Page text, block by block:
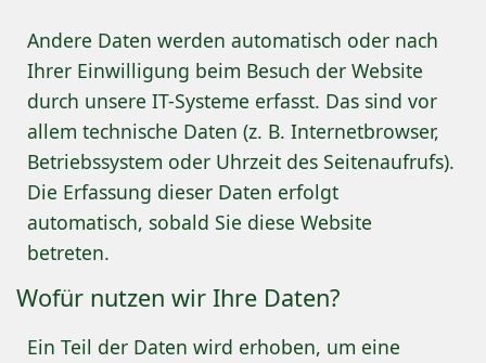
Andere Daten werden automatisch oder nach
Ihrer Einwilligung beim Besuch der Website
durch unsere IT-Systeme erfasst. Das sind vor
allem technische Daten (z. B. Internetbrowser,
Betriebssystem oder Uhrzeit des Seitenaufrufs).
Die Erfassung dieser Daten erfolgt
automatisch, sobald Sie diese Website
betreten.
Wofür nutzen wir Ihre Daten?
Ein Teil der Daten wird erhoben, um eine